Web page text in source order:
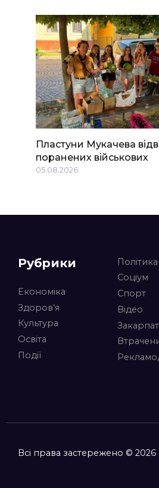
Пластуни Мукачева
поранених військових
05.08.2026
Рубрики
Економіка
Здоров’я
Культура
Освіта
Події
Політика
Соціум
Спорт
Відео
Всі права застережено © 2026